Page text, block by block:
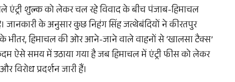
एंट्री शुल्क को लेकर चल रहे विवाद के बीच पंजाब-हिमाचल
जानकारी के अनुसार कुछ निहंग सिंह जत्थेबंदियों ने कीरतपुर
के भीतर, हिमाचल की ओर आने-जाने वाले वाहनों से ‘खालसा टैक्स’
ऐसे समय में उठाया गया है जब हिमाचल में एंट्री फीस को लेकर
विरोध प्रदर्शन जारी हैं।